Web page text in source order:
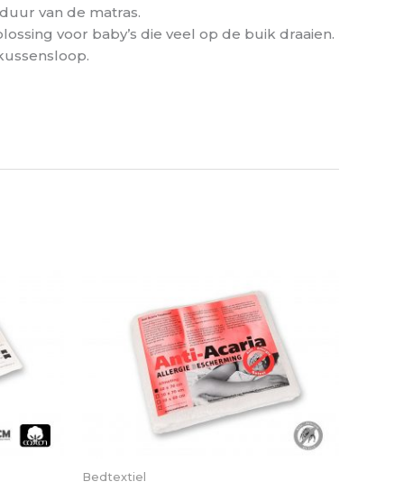
van de matras.
voor baby’s die veel op de buik draaien.
Bedtextiel